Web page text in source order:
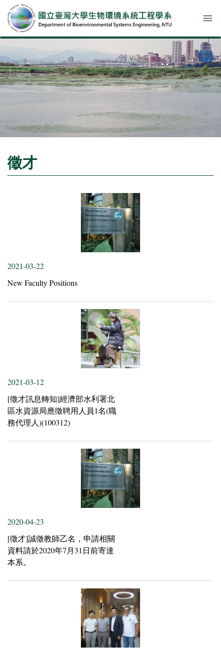
menu
徵才
2021-03-22
New Faculty Positions
2021-03-12
[徵才訊息轉知]經濟部水利署北
區水資源局應徵聘用人員1名(職
務代理人)(100312)
2020-04-23
[徵才]誠徵教師乙名，申請相關
資料請於2020年7月31日前寄達
本系。